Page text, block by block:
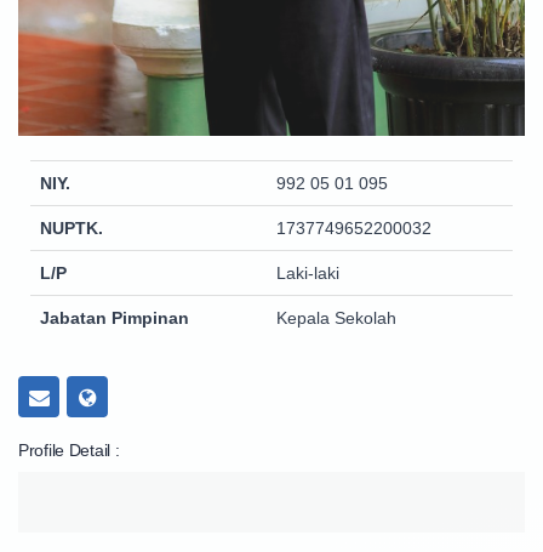
NIY. 992 05 01 095
NUPTK. 1737749652200032
L/P Laki-laki
Jabatan Pimpinan Kepala Sekolah
Profile Detail :